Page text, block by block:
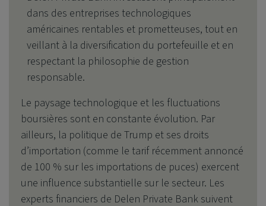
dans des entreprises technologiques
américaines rentables et prometteuses, tout en
veillant à la diversification du portefeuille et en
respectant la philosophie de gestion
responsable.
Le paysage technologique et les fluctuations
boursières sont en constante évolution. Par
ailleurs, la politique de Trump et ses droits
d’importation (comme le tarif récemment annoncé
de 100 % sur les importations de puces) exercent
une influence substantielle sur le secteur. Les
experts financiers de Delen Private Bank suivent